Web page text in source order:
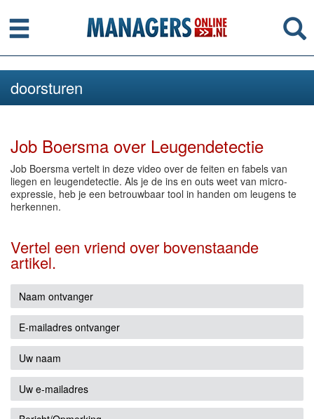
Menu
doorsturen
Job Boersma over Leugendetectie
Job Boersma vertelt in deze video over de feiten en fabels van
liegen en leugendetectie. Als je de ins en outs weet van micro-
expressie, heb je een betrouwbaar tool in handen om leugens te
herkennen.
Vertel een vriend over bovenstaande
artikel.